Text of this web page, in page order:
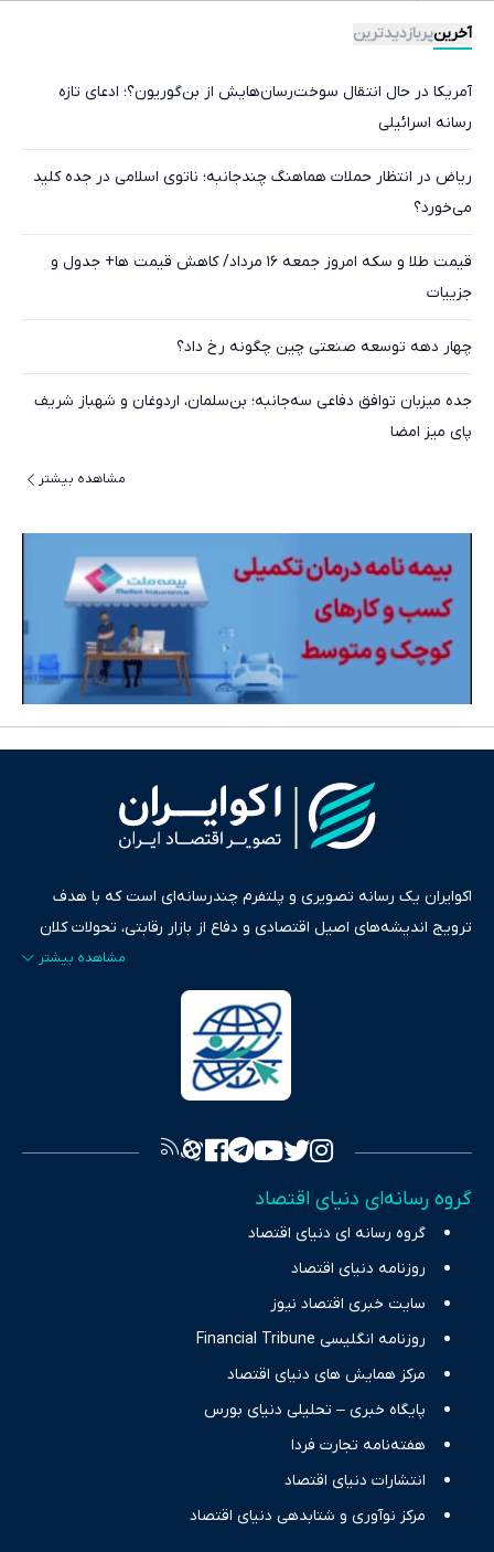
آخرینپربازدیدترین
آمریکا در حال انتقال سوخت‌رسان‌هایش از بن‌گوریون؟؛ ادعای تازه
رسانه اسرائیلی
ریاض در انتظار حملات هماهنگ چندجانبه؛ ناتوی اسلامی در جده کلید
می‌خورد؟
قیمت طلا و سکه امروز جمعه ۱۶ مرداد/ کاهش قیمت ها+ جدول و
جزییات
چهار دهه توسعه صنعتی چین چگونه رخ داد؟
جده میزبان توافق دفاعی سه‌جانبه؛ بن‌سلمان، اردوغان و شهباز شریف
پای میز امضا
مشاهده بیشتر
اکوایران یک رسانه تصویری و پلتفرم چندرسانه‌ای است که با هدف
ترویج اندیشه‌های اصیل اقتصادی و دفاع از بازار رقابتی، تحولات کلان
ایران و جهان را در قالب‌های ویدیو، پادکست، متن و گزارش‌های تحلیلی
پایش می‌کند. این رسانه به عنوان منبعی دقیق و قابل اعتماد، فراتر از
اطلاع‌رسانی صرف، به تبیین سیاست‌ها و کارکردهای بازارهای مالی،
سرمایه‌گذاری، تجارت و حوزه‌های نوظهور می‌پردازد. اکوایران با پایبندی
به اصول «انصاف، امانت و صداقت»، بستری برای انعکاس آراء متنوع
تصویری شفاف از واقعیت‌های اقتصادی ارائه دهد. ما در اکوایران با
چالش‌های فقر و بیکاری را جست‌وجو کرده و در کنار تحلیل آمارها،
نیازهای خبری مخاطبان در حوزه‌های اثرگذار بر اقتصاد را با رویکردی
حرفه‌ای و روزآمد پوشش می‌دهیم.
گروه رسانه‌ای دنیای اقتصاد
گروه رسانه ای دنیای اقتصاد
روزنامه دنیای اقتصاد
سایت خبری اقتصاد نیوز
روزنامه انگلیسی Financial Tribune
مرکز همایش های دنیای اقتصاد
پایگاه خبری – تحلیلی دنیای بورس
هفته‌نامه تجارت فردا
انتشارات دنیای اقتصاد
مرکز نوآوری و شتابدهی دنیای اقتصاد